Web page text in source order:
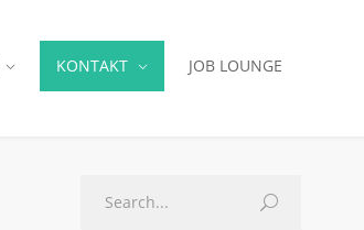
KONTAKT JOB LOUNGE